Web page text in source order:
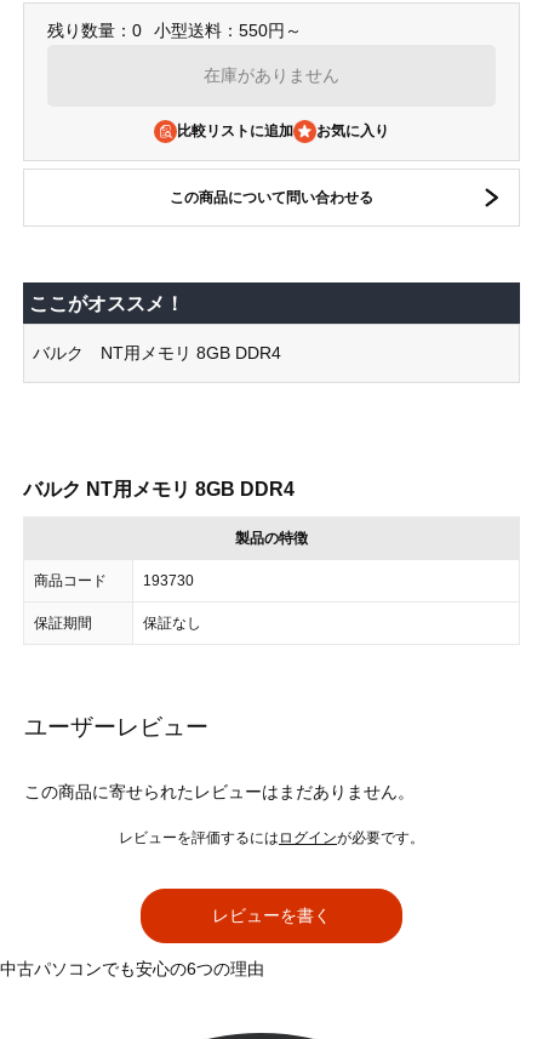
残り数量：0 小型送料：550円～
在庫がありません
比較リストに追加
この商品について問い合わせる
ここがオススメ！
バルク NT用メモリ 8GB DDR4
バルク NT用メモリ 8GB DDR4
製品の特徴
商品コード 193730
保証期間 保証なし
ユーザーレビュー
この商品に寄せられたレビューはまだありません。
レビューを評価するには ログインが必要です。
レビューを書く
中古パソコンでも安心の6つの理由